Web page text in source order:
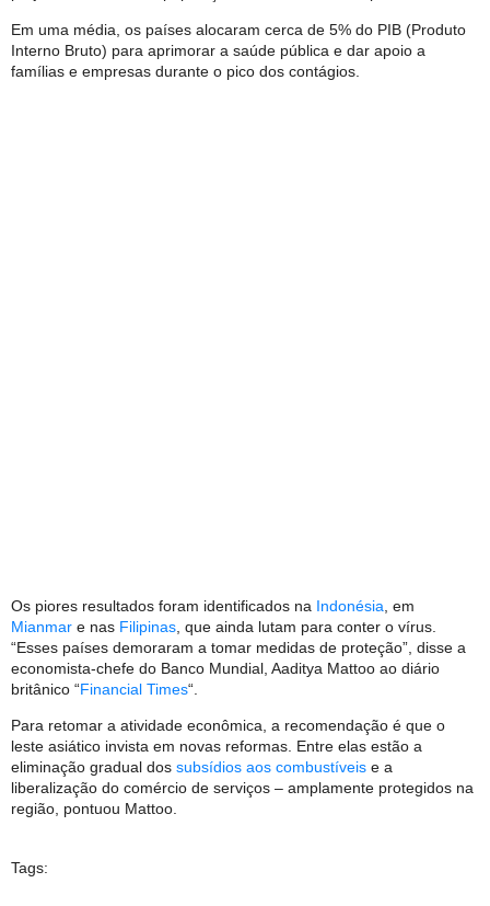
Em uma média, os países alocaram cerca de 5% do PIB (Produto
Interno Bruto) para aprimorar a saúde pública e dar apoio a
famílias e empresas durante o pico dos contágios.
Os piores resultados foram identificados na Indonésia , em
Mianmar e nas Filipinas , que ainda lutam para conter o vírus.
“Esses países demoraram a tomar medidas de proteção”, disse a
economista-chefe do Banco Mundial, Aaditya Mattoo ao diário
britânico “Financial Times“.
Para retomar a atividade econômica, a recomendação é que o
leste asiático invista em novas reformas. Entre elas estão a
eliminação gradual dos subsídios aos combustíveis e a
liberalização do comércio de serviços – amplamente protegidos na
região, pontuou Mattoo.
Tags: